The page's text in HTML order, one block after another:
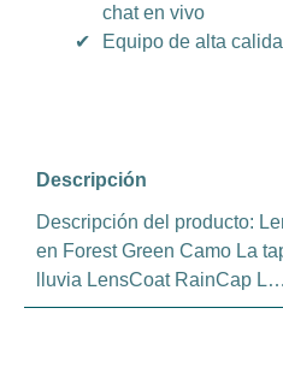
chat en vivo
✔
Equipo de alta
Descripción
Descripción del producto:
en Forest Green Camo La
lluvia LensCoat RainCap L…